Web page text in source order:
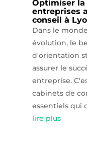
Optimiser la
entreprises
conseil à
Dans le
évolution, le
d'orientation
assurer le
entreprise.
cabinets de
essentiels qui
lire plus